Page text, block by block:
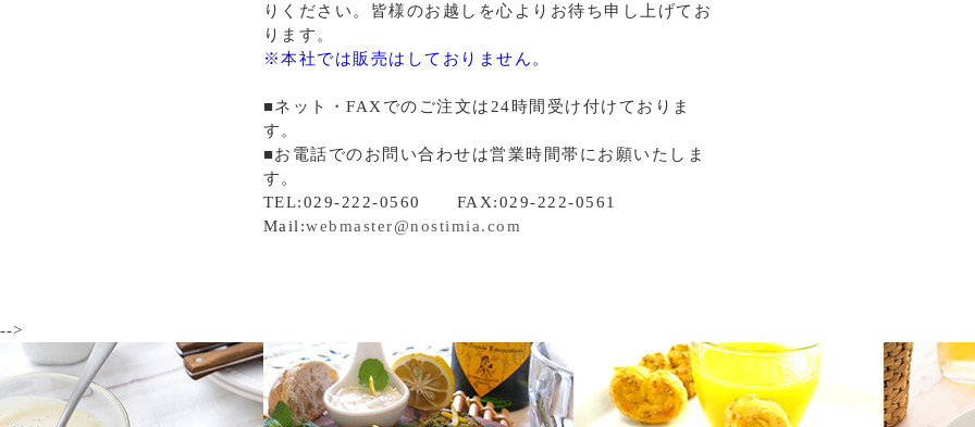
りください。皆様のお越しを心よりお待ち申し上げてお
ります。
※本社では販売はしておりません。
■ネット・FAXでのご注文は24時間受け付けておりま
す。
■お電話でのお問い合わせは営業時間帯にお願いたしま
す。
TEL:029-222-0560 FAX:029-222-0561
Mail:webmaster@nostimia.com
-->